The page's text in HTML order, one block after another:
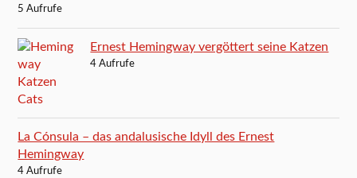
5 Aufrufe
Ernest Hemingway vergöttert seine Katzen
4 Aufrufe
La Cónsula – das andalusische Idyll des Ernest
Hemingway
4 Aufrufe